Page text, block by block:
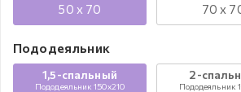
50 x 70 70 x
Пододеяльник
1,5-спальный
Пододеяльник 150x210
2-
Пододеяльник